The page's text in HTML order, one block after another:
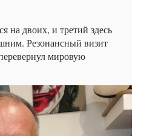
на двоих, и третий здесь
Резонансный визит
мировую